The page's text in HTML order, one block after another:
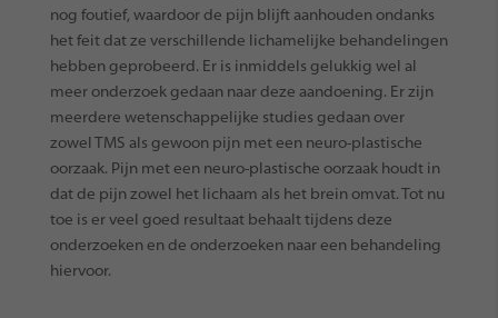
nog foutief, waardoor de pijn blijft aanhouden ondanks
het feit dat ze verschillende lichamelijke behandelingen
hebben geprobeerd. Er is inmiddels gelukkig wel al
meer onderzoek gedaan naar deze aandoening. Er zijn
meerdere wetenschappelijke studies gedaan over
zowel TMS als gewoon pijn met een neuro-plastische
oorzaak. Pijn met een neuro-plastische oorzaak houdt in
dat de pijn zowel het lichaam als het brein omvat. Tot nu
toe is er veel goed resultaat behaalt tijdens deze
onderzoeken en de onderzoeken naar een behandeling
hiervoor.